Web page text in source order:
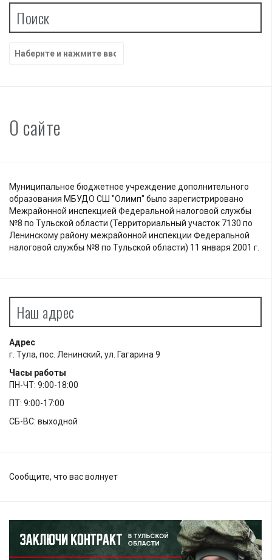
Поиск
Найти:
О сайте
Муниципальное бюджетное учреждение дополнительного
образования МБУДО СШ "Олимп" было зарегистрировано
Межрайонной инспекцией Федеральной налоговой службы
№8 по Тульской области (Территориальный участок 7130 по
Ленинскому району межрайонной инспекции Федеральной
налоговой службы №8 по Тульской области) 11 января 2001 г.
Наш адрес
Адрес
г. Тула, пос. Ленинский, ул. Гагарина 9
Часы работы
ПН-ЧТ: 9:00-18:00
ПТ: 9:00-17:00
СБ-ВС: выходной
Сообщите, что вас волнует